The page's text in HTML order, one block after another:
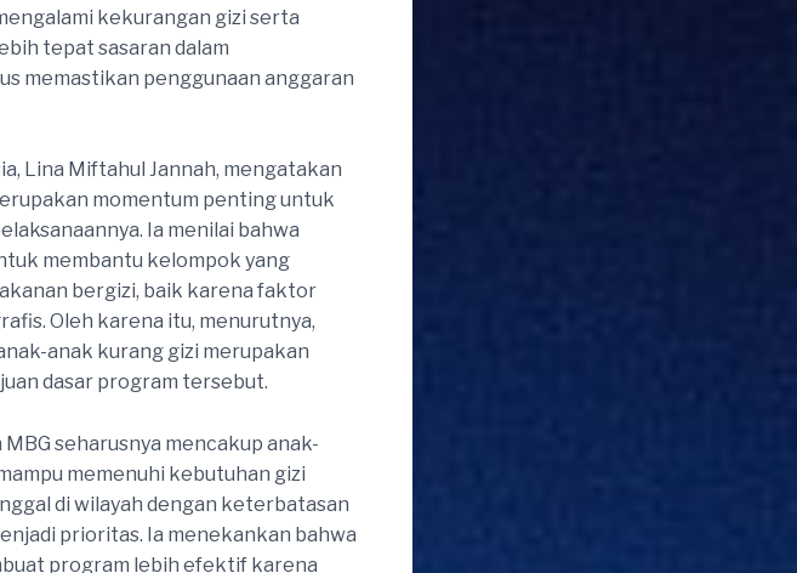
kekurangan gizi serta
tepat sasaran dalam
memastikan penggunaan anggaran
Lina Miftahul Jannah, mengatakan
momentum penting untuk
Ia menilai bahwa
membantu kelompok yang
bergizi, baik karena faktor
Oleh karena itu, menurutnya,
anak kurang gizi merupakan
dasar program tersebut.
seharusnya mencakup anak-
memenuhi kebutuhan gizi
di wilayah dengan keterbatasan
prioritas. Ia menekankan bahwa
program lebih efektif karena